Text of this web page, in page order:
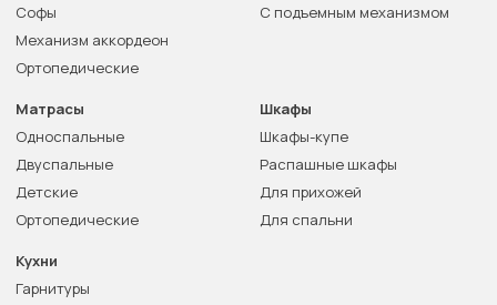
Софы
Механизм аккордеон
Ортопедические
С подъемным механизмом
Матрасы
Односпальные
Двуспальные
Детские
Ортопедические
Шкафы
Шкафы-купе
Распашные шкафы
Для прихожей
Для спальни
Кухни
Гарнитуры